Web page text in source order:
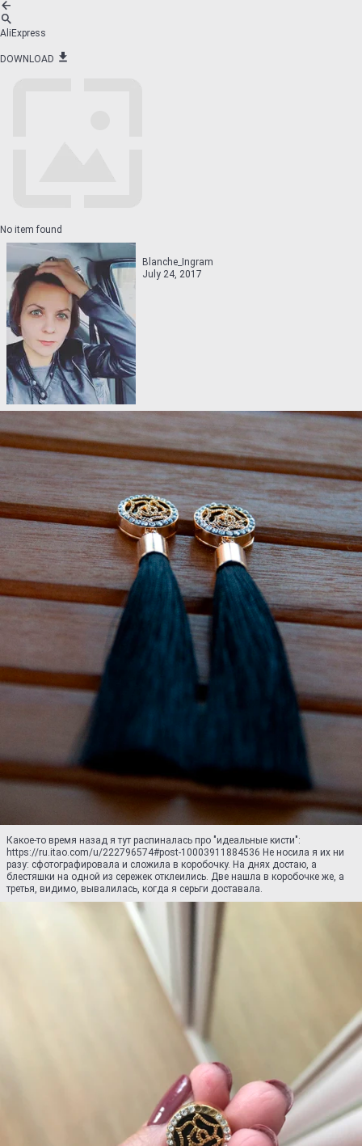
AliExpress
DOWNLOAD
No item found
Blanche_Ingram
July 24, 2017
Какое-то время назад я тут распиналась про "идеальные кисти":
https://ru.itao.com/u/222796574#post-10003911884536 Не носила я их ни
разу: сфотографировала и сложила в коробочку. На днях достаю, а
блестяшки на одной из сережек отклеились. Две нашла в коробочке же, а
третья, видимо, вывалилась, когда я серьги доставала.